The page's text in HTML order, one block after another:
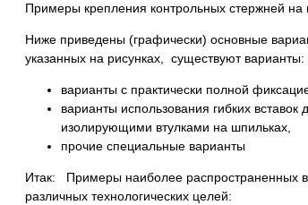
Примеры крепления контрольных стержней на
Ниже приведены (графически) основные
указанных на рисунках, существуют варианты:
варианты с практически полной
варианты использования гибких
изолирующими втулками на шпильках,
прочие специальные варианты
Итак: Примеры наиболее распространенных
различных технологических целей: